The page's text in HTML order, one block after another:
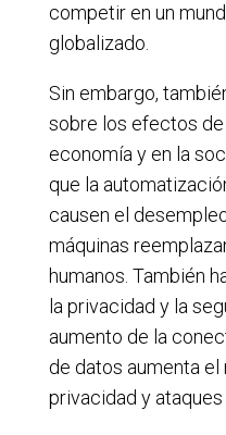
competir en un
globalizado.
Sin embargo,
sobre los efectos
economía y en la
que la
causen el
máquinas
humanos. También
la privacidad y la
aumento de la
de datos aumenta
privacidad y